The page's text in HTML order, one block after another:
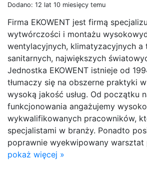
Dodano: 12 lat 10 miesięcy temu
Firma EKOWENT jest firmą
wytwórczości i montażu
wentylacyjnych, klimatyzacyjnych a
sanitarnych, największych
Jednostka EKOWENT istnieje od
tłumaczy się na obszerne praktyki
wysoką jakość usług. Od początku
funkcjonowania angażujemy wysoko
wykwalifikowanych pracowników,
specjalistami w branży. Ponadto
poprawnie wyekwipowany warsztat
pokaż więcej »